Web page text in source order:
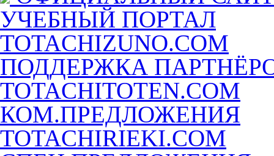
УЧЕБНЫЙ ПОРТАЛ
TOTACHIZUNO.COM
ПОДДЕРЖКА
TOTACHITOTEN.COM
КОМ.ПРЕДЛОЖЕНИЯ
TOTACHIRIEKI.COM